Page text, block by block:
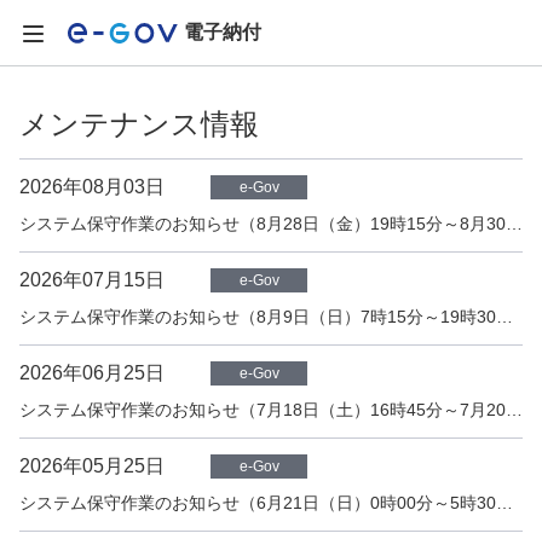
電子納付
メンテナンス情報
2026年08月03日 e-Gov
システム保守作業のお知らせ（8月28日（金）19時15分～8月30日（日）19時30分）
2026年07月15日 e-Gov
システム保守作業のお知らせ（8月9日（日）7時15分～19時30分）
2026年06月25日 e-Gov
システム保守作業のお知らせ（7月18日（土）16時45分～7月20日（月）5時15分）
2026年05月25日 e-Gov
システム保守作業のお知らせ（6月21日（日）0時00分～5時30分）